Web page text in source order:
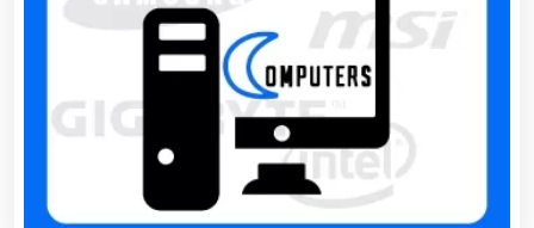
Análisis de Aguas
Animadores de Eventos
Aparatos y Equipos Eléctricos